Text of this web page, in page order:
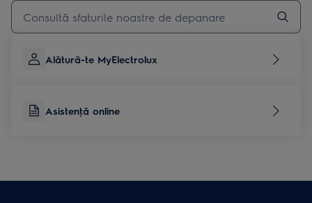
Type to search for support articles
Alătură-te MyElectrolux
Asistenţă online